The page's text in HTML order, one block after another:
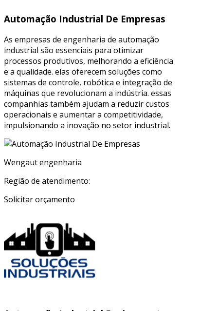
Automação Industrial De Empresas
As empresas de engenharia de automação
industrial são essenciais para otimizar
processos produtivos, melhorando a eficiência
e a qualidade. elas oferecem soluções como
sistemas de controle, robótica e integração de
máquinas que revolucionam a indústria. essas
companhias também ajudam a reduzir custos
operacionais e aumentar a competitividade,
impulsionando a inovação no setor industrial.
Wengaut engenharia
Região de atendimento:
Solicitar orçamento